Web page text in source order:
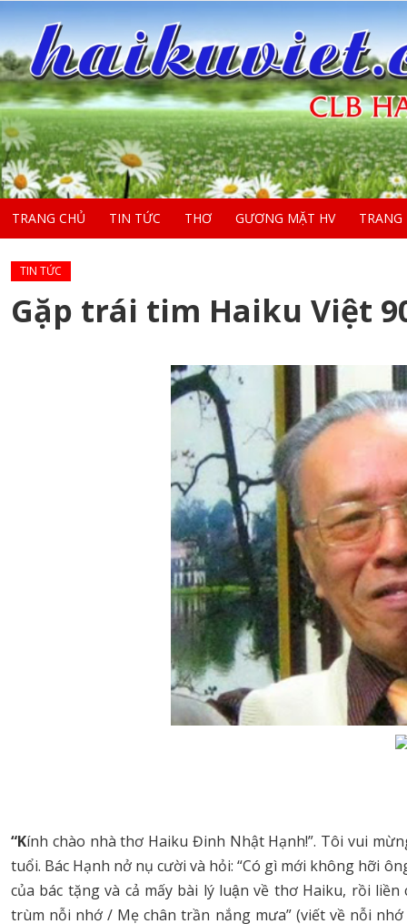
TRANG CHỦ TIN TỨC THƠ GƯƠNG MẶT HV
TIN TỨC
Gặp trái tim Haiku Việt
“Kính chào nhà thơ Haiku Đinh Nhật Hạnh!”. Tôi vui
tuổi. Bác Hạnh nở nụ cười và hỏi: “Có gì mới không hỡi
của bác tặng và cả mấy bài lý luận về thơ Haiku, rồi
trùm nỗi nhớ / Mẹ chân trần nắng mưa” (viết về nỗi